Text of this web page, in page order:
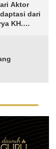
Aktor
dari
KH.